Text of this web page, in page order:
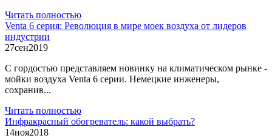
Читать полностью
Venta 6 серия: Революция в мире моек воздуха от лидеров
индустрии
27сен2019
С гордостью представляем новинку на климатическом рынке -
мойки воздуха Venta 6 серии. Немецкие инженеры,
сохранив...
Читать полностью
Инфракрасный обогреватель: какой выбрать?
14ноя2018